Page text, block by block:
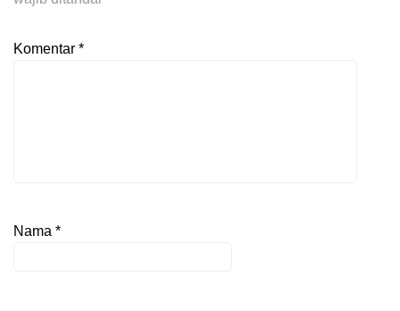
Komentar *
Nama *